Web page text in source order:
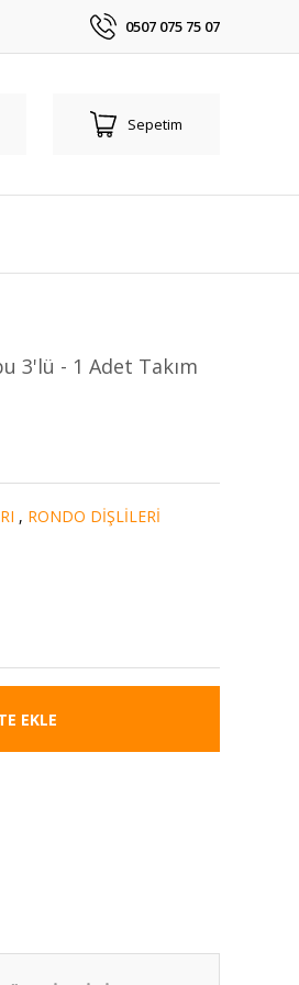
0507 075 75 07
Sepetim
3'lü - 1 Adet Takım
, RONDO DİŞLİLERİ
EKLE